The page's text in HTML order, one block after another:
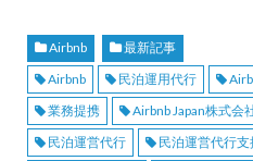
Airbnb
最新記事
Airbnb
民泊運用代行
業務提携
Airbnb Japan株式会
民泊運営代行
民泊運営代行支